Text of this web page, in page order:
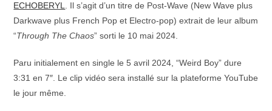
ECHOBERYL
. Il s’agit d’un titre de Post-Wave (New Wave plus
Darkwave plus French Pop et Electro-pop) extrait de leur album
“Through The Chaos” sorti le 10 mai 2024.
Paru initialement en single le 5 avril 2024, “Weird Boy” dure
3:31 en 7″. Le clip vidéo sera installé sur la plateforme YouTube
le jour même.